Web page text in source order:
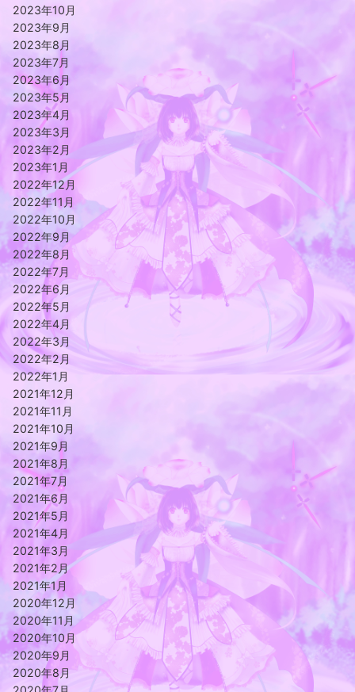
2023年10月
2023年9月
2023年8月
2023年7月
2023年6月
2023年5月
2023年4月
2023年3月
2023年2月
2023年1月
2022年12月
2022年11月
2022年10月
2022年9月
2022年8月
2022年7月
2022年6月
2022年5月
2022年4月
2022年3月
2022年2月
2022年1月
2021年12月
2021年11月
2021年10月
2021年9月
2021年8月
2021年7月
2021年6月
2021年5月
2021年4月
2021年3月
2021年2月
2021年1月
2020年12月
2020年11月
2020年10月
2020年9月
2020年8月